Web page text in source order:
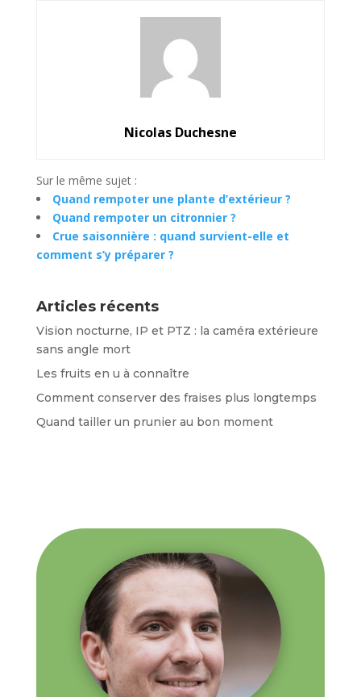
Nicolas Duchesne
Sur le même sujet :
Quand rempoter une plante d’extérieur ?
Quand rempoter un citronnier ?
Crue saisonnière : quand survient-elle et
comment s’y préparer ?
Articles récents
Vision nocturne, IP et PTZ : la caméra extérieure
sans angle mort
Les fruits en u à connaître
Comment conserver des fraises plus longtemps
Quand tailler un prunier au bon moment